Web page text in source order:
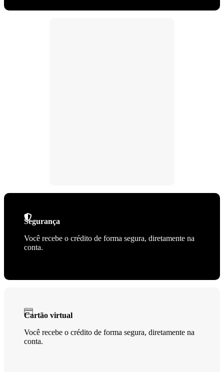
Segurança
Você recebe o crédito de forma segura, diretamente na
conta.
Cartão virtual
Você recebe o crédito de forma segura, diretamente na
conta.